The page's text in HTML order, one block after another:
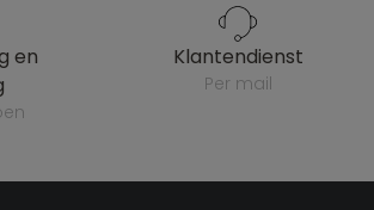
klantendienst
per mail